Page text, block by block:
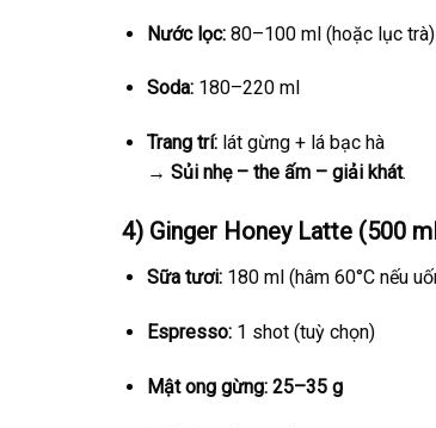
Nước lọc:80–100 ml (hoặc lục trà)
Soda:180–220 ml
Trang trí:lát gừng + lá bạc hà
→ Sủi nhẹ – the ấm – giải khát.
4) Ginger Honey Latte (500
Sữa tươi:180 ml (hâm 60°C nếu
Espresso:1 shot (tuỳ chọn)
Mật ong gừng: 25–35 g